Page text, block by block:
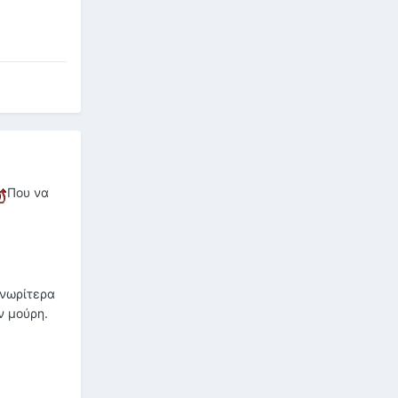
Που να
μούρη.